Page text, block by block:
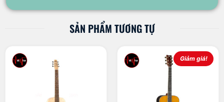
SẢN PHẨM TƯƠNG TỰ
Giảm giá!